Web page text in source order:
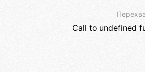
Call to undefined